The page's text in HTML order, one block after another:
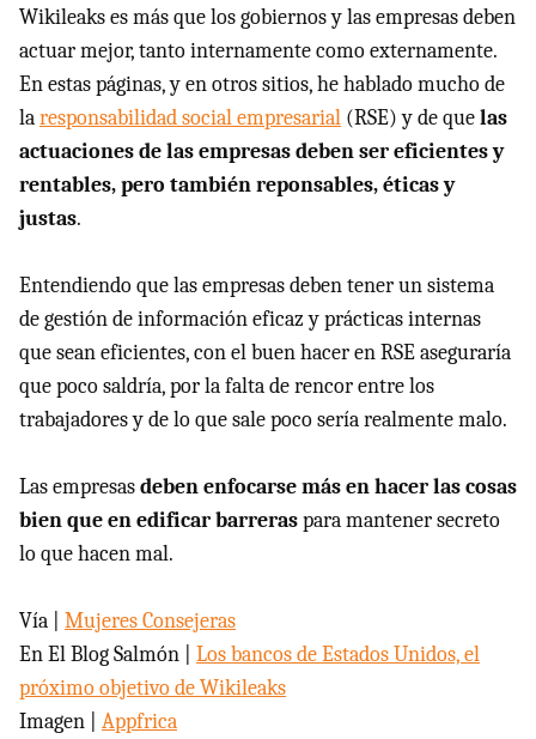
Wikileaks es más que los gobiernos y las empresas deben
actuar mejor, tanto internamente como externamente.
En estas páginas, y en otros sitios, he hablado mucho de
laresponsabilidad social empresarial (RSE) y de quelas
actuaciones de las empresas deben ser eficientes y
rentables, pero también reponsables, éticas y
justas.
Entendiendo que las empresas deben tener un sistema
de gestión de información eficaz y prácticas internas
que sean eficientes, con el buen hacer enRSEaseguraría
que poco saldría, por la falta de rencor entre los
trabajadores y de lo que sale poco sería realmente malo.
Las empresasdeben enfocarse más en hacer las cosas
bien que en edificar barreraspara mantener secreto
lo que hacen mal.
Vía | Mujeres Consejeras
En El Blog Salmón | Los bancos de Estados Unidos, el
próximo objetivo de Wikileaks
Imagen | Appfrica